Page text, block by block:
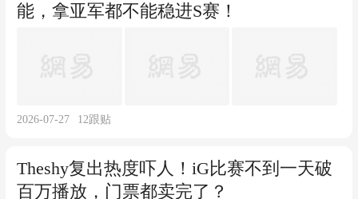
能，拿亚军都不能稳进S赛！
2026-07-27 12跟贴
Theshy复出热度吓人！iG比赛不到一天破
百万播放，门票都卖完了？